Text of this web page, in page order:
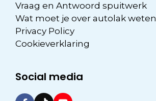
Vraag en Antwoord spuitwerk
Wat moet je over autolak weten
Privacy Policy
Cookieverklaring
Social media